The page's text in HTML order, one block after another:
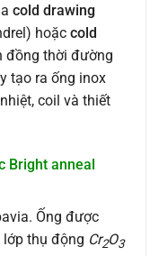
cold drawing
hoặc cold
đồng thời đường
tạo ra ống inox
coil và thiết
Bright anneal
Ống được
thụ động Cr2O3